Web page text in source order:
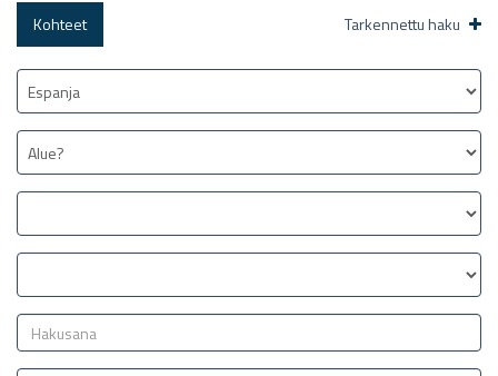
Kohteet Tarkennettu haku